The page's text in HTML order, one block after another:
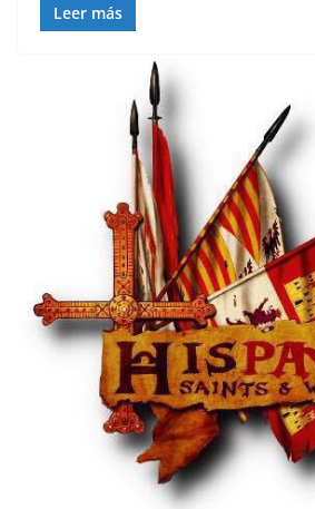
Leer más